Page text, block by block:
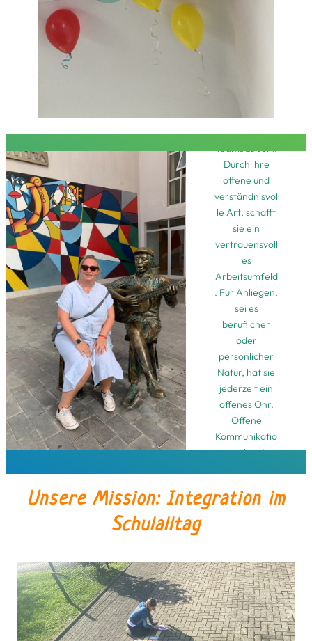
auch dort nun
Teil ihres
Teams zu sein.
Durch ihre
offene und
verständnisvol
le Art, schafft
sie ein
vertrauensvoll
es
Arbeitsumfeld
. Für Anliegen,
sei es
beruflicher
oder
persönlicher
Natur, hat sie
jederzeit ein
offenes Ohr.
Offene
Kommunikatio
n, auch unter
schafft ein
.
Familienfreun
dliche
Arbeitsbeding
ungen sorgen
Unsere Mission: Integration im
Schulalltag